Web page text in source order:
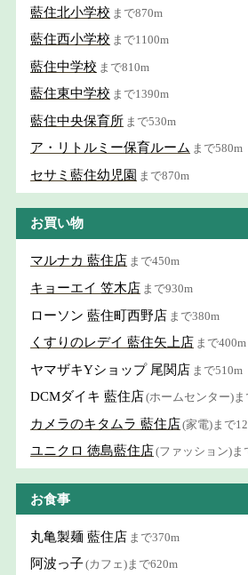
藍住北小学校 まで870m
藍住西小学校 まで1100m
藍住中学校 まで810m
藍住東中学校 まで1390m
藍住中央保育所 まで530m
ア・リトルミー保育ルーム まで580m
セサミ藍住幼児園 まで870m
お買い物
マルナカ 藍住店 まで450m
キョーエイ 笠木店 まで930m
ローソン 藍住町西野店 まで380m
くすりのレデイ 藍住矢上店 まで400m
ヤマザキYショップ 尾関店 まで510m
DCMダイキ 藍住店(ホームセンター)ま
カメラのキタムラ 藍住店(家電)まで
ユニクロ 徳島藍住店(ファッション)ま
お食事
丸亀製麺 藍住店 まで370m
阿波っ子(カフェ)まで620m